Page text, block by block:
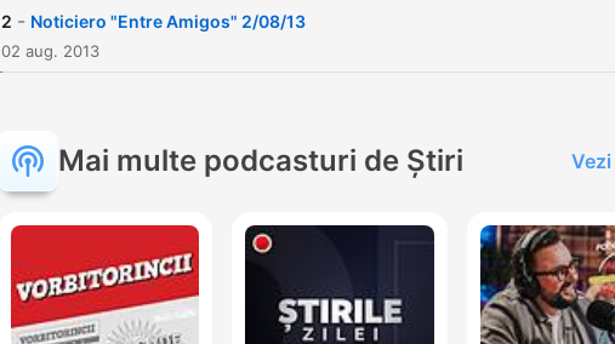
2 - Noticiero "Entre Amigos" 2/08/13
02 aug. 2013
Mai multe podcasturi de Știri